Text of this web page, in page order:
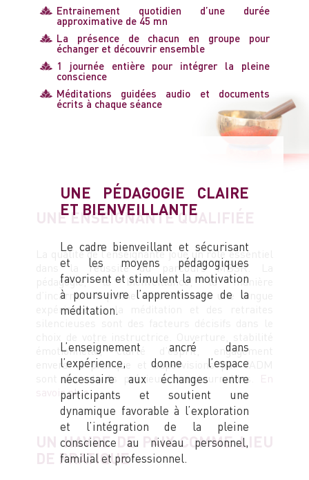
Entrainement quotidien d’une durée
approximative de 45 mn
La présence de chacun en groupe pour
échanger et découvrir ensemble
1 journée entière pour intégrer la pleine
conscience
Méditations guidées audio et documents
écrits à chaque séance
UNE ENSEIGNANTE QUALIFIÉE
La qualité de l’enseignante joue un rôle essentiel
dans la réussite du parcours MBSR. La
pédagogie, la bienveillance, la manière
d’incarner la pleine conscience et une longue
expérience de la méditation et des retraites
émotionnelle, clarté d’esprit, engagement
envers la pratique et supervisions par l’ADM
sont des atouts précieux incontournables.
En
savoir plus
UN HAVRE DE PAIX COMME LIEU
DE PRATIQUE
UNE PÉDAGOGIE CLAIRE
ET BIENVEILLANTE
Le cadre bienveillant et sécurisant
et les moyens pédagogiques
favorisent et stimulent la motivation
à poursuivre l’apprentissage de la
méditation.
L’enseignement ancré dans
l’expérience, donne l’espace
nécessaire aux échanges entre
participants et soutient une
dynamique favorable à l’exploration
et l’intégration de la pleine
conscience au niveau personnel,
familial et professionnel.